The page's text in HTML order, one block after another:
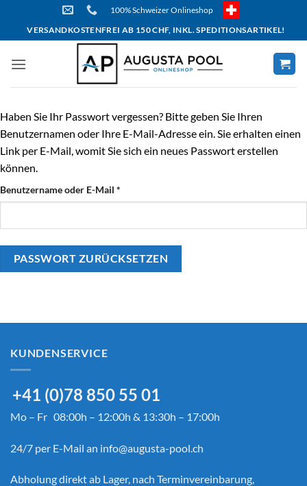
content
100% Schweizer Onlineshop
VERSANDKOSTENFREI AB 150 CHF, INKL. SPEDITIONSARTIKEL!
Haben Sie Ihr Passwort vergessen? Bitte geben Sie Ihren
Benutzernamen oder Ihre E-Mail-Adresse ein. Sie erhalten einen
Link per E-Mail, womit Sie sich ein neues Passwort erstellen
können.
Benutzername oder E-Mail *
PASSWORT ZURÜCKSETZEN
KUNDENSERVICE
+41 (0)78 850 55 01
Mo – Fr 08:00h – 12:00h & 13:30h – 17:00h
24/7 per E-Mail an info@augusta-pool.ch
Abholung direkt ab Lager, nach Terminvereinbarung,